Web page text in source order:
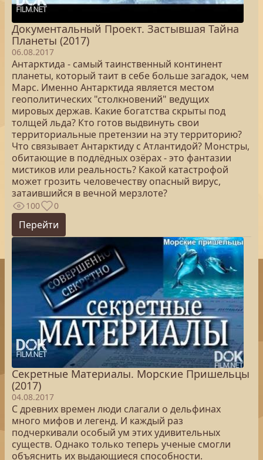
Документальный Проект. Застывшая Тайна
Планеты (2017)
06.08.2017
Антарктида - самый таинственный континент
планеты, который таит в себе больше загадок, чем
Марс. Именно Антарктида является местом
геополитических "столкновений" ведущих
мировых держав. Какие богатства скрыты под
толщей льда? Кто готов выдвинуть свои
территориальные претензии на эту территорию?
Что связывает Антарктиду с Атлантидой? Монстры,
обитающие в подлёдных озёрах - это фантазии
мистиков или реальность? Какой катастрофой
может грозить человечеству опасный вирус,
затаившийся в вечной мерзлоте?
100 0
Перейти
Секретные Материалы. Морские Пришельцы
(2017)
04.08.2017
С древних времен люди слагали о дельфинах
много мифов и легенд. И каждый раз
подчеркивали особый ум этих удивительных
существ. Однако только теперь ученые смогли
объяснить их выдающиеся способности.